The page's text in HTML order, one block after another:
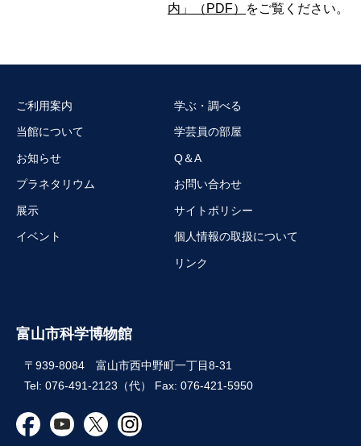
内」（PDF）
をご覧ください。
富山市科学博物館
〒939-8084 富山市西中野町一丁目8-31
Tel: 076-491-2123（代） Fax: 076-421-5950
ご利用案内
当館について
お知らせ
プラネタリウム
展示
イベント
学ぶ・調べる
学芸員の部屋
Q＆A
お問い合わせ
サイトポリシー
個人情報の取扱について
リンク